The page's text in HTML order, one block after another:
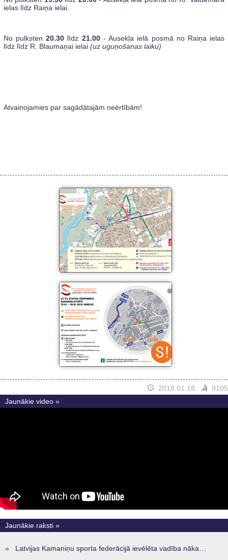
ielas līdz Raiņa ielai.
No pulksten20.30 līdz 21.00- Ausekļa ielā posmā no Raiņa ielas
līdz līdz R. Blaumaņai ielai (uz uguņošanas laiku)
Atvainojamies par sagādātajām neērtībām!
2018.01.18.
9105
Jaunākie video »
Jaunākie raksti »
» Latvijas Kamaniņu sporta federācijā ievēlēta vadība nākamajam četru gadu termiņam